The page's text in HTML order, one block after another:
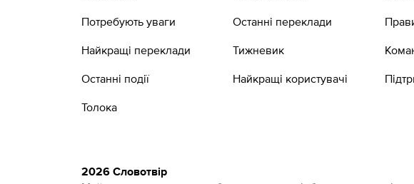
Потребують уваги
Найкращі переклади
Останні події
Толока
Останні переклади
Тижневик
Найкращі користувачі
2026 Словотвір